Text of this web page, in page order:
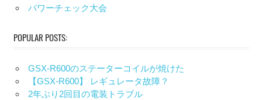
パワーチェック大会
POPULAR POSTS:
GSX-R600のステーターコイルが焼けた
【GSX-R600】 レギュレータ故障？
2年ぶり2回目の電装トラブル